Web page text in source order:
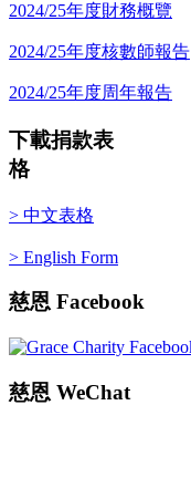
2024/25年度財務概覽
2024/25年度核數師報告
2024/25年度周年報告
下載捐款表
格
> 中文表格
> English Form
慈恩 Facebook
慈恩 WeChat